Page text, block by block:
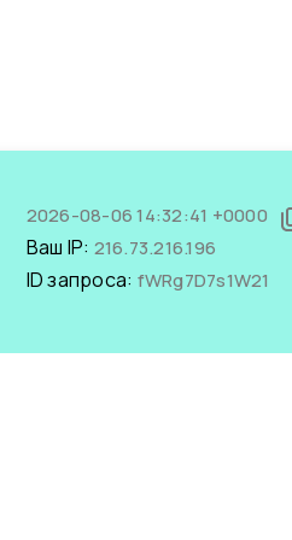
2026-08-06 14:32:41 +0000
Ваш IP: 216.73.216.196
ID запроса: fWRg7D7s1W21